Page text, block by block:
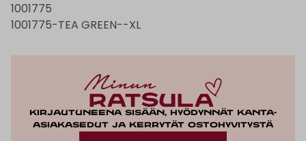
1001775
1001775-TEA GREEN--XL
Kirjautuneena sisään, hyödynnät kanta-
asiakasedut ja kerrytät ostohyvitystä